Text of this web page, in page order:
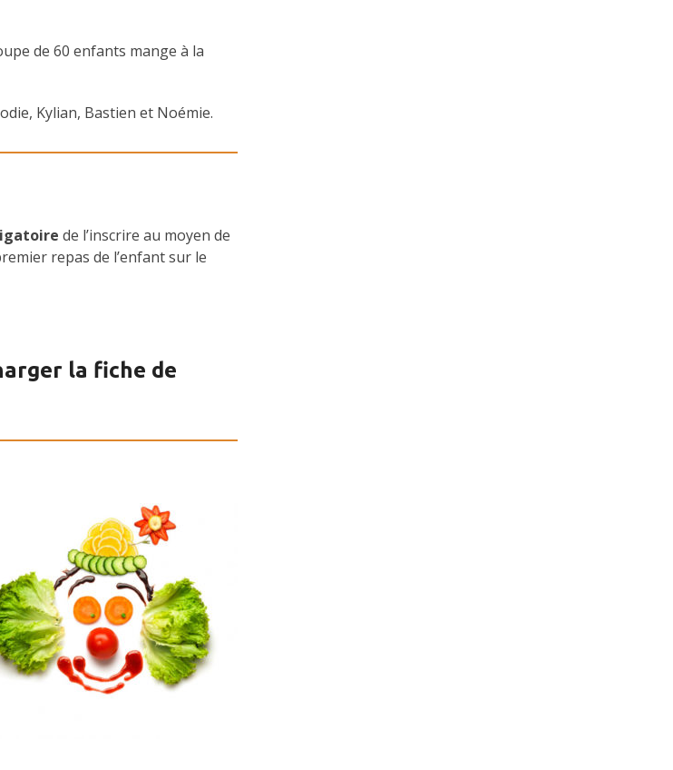
de 60 enfants mange à la
Kylian, Bastien et Noémie.
de l’inscrire au moyen de
repas de l’enfant sur le
la fiche de